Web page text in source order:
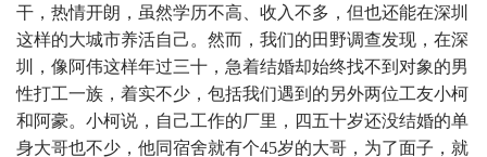
干，热情开朗，虽然学历不高、收入不多，但也还能在深圳
这样的大城市养活自己。然而，我们的田野调查发现，在深
圳，像阿伟这样年过三十，急着结婚却始终找不到对象的男
性打工一族，着实不少，包括我们遇到的另外两位工友小柯
和阿豪。小柯说，自己工作的厂里，四五十岁还没结婚的单
身大哥也不少，他同宿舍就有个45岁的大哥，为了面子，就